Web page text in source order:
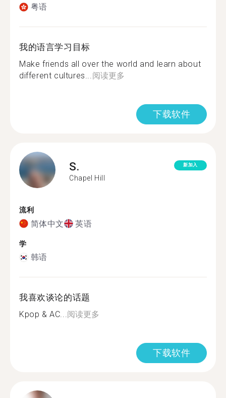
粤语
我的语言学习目标
Make friends all over the world and learn about
different cultures...阅读更多
下载软件
S.
Chapel Hill
新加入
流利
简体中文 英语
学
韩语
我喜欢谈论的话题
Kpop & AC...阅读更多
下载软件